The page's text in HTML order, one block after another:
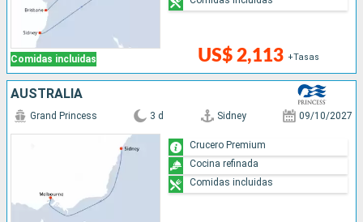
Comidas incluidas US$ 2,113 +Tasas
AUSTRALIA
Grand Princess 3 d Sidney 09/10/2027
Crucero Premium
Cocina refinada
Comidas incluidas